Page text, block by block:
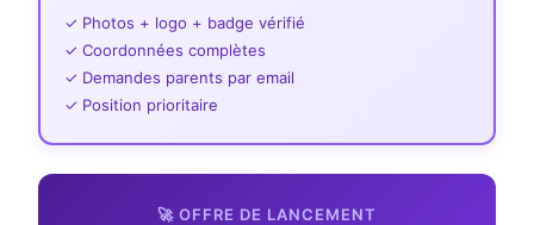
✓ Photos + logo + badge vérifié
✓ Coordonnées complètes
✓ Demandes parents par email
✓ Position prioritaire
🚀 OFFRE DE LANCEMENT